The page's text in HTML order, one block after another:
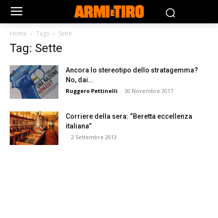
Home Tags Sette
Tag: Sette
Ancora lo stereotipo dello stratagemma?
No, dai…
Ruggero Pettinelli - 30 Novembre 2017
Corriere della sera: “Beretta eccellenza
italiana”
- 2 Settembre 2013